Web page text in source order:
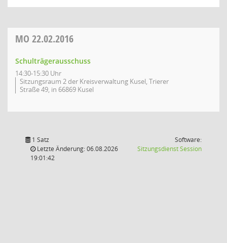
MO 22.02.2016
Schulträgerausschuss
14:30-15:30 Uhr
Sitzungsraum 2 der Kreisverwaltung Kusel, Trierer
Straße 49, in 66869 Kusel
1 Satz
Letzte Änderung: 06.08.2026
19:01:42
Software:
SitzungsdienstSession(Wird in